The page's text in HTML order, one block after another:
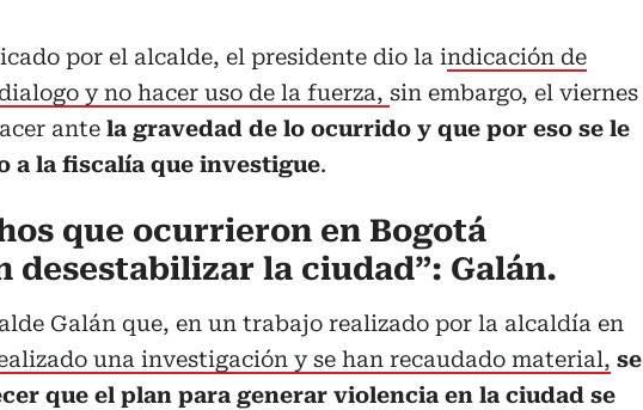
por el alcalde, el presidente dio la indicación de
y no hacer uso de la fuerza, sin embargo, el viernes
ante la gravedad de lo ocurrido y que por eso se le
a la fiscalía que investigue.
que ocurrieron en Bogotá
desestabilizar la ciudad”: Galán.
Galán que, en un trabajo realizado por la alcaldía en
una investigación y se han recaudado material, se
que el plan para generar violencia en la ciudad se